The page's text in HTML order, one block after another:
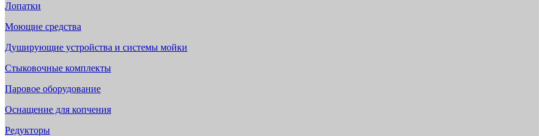
Лопатки
Моющие средства
Душирующие устройства и системы мойки
Стыковочные комплекты
Паровое оборудование
Оснащение для копчения
Редукторы